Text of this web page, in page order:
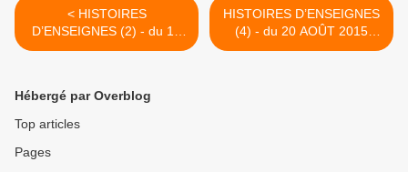
< HISTOIRES
D’ENSEIGNES (2) - du 14
AOÛT 2015 (J+2431 après
HISTOIRES D’ENSEIGNES
(4) - du 20 AOÛT 2015
(J+2437 après le vote
Hébergé par Overblog
Top articles
Pages